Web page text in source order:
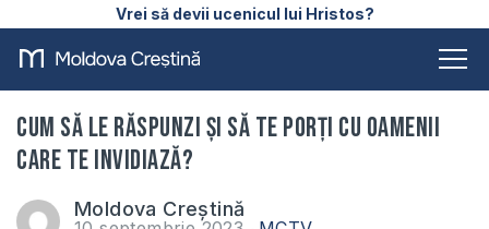
Vrei să devii ucenicul lui Hristos?
Cum să le răspunzi și să te porți cu oamenii
care te invidiază?
Moldova Creștină